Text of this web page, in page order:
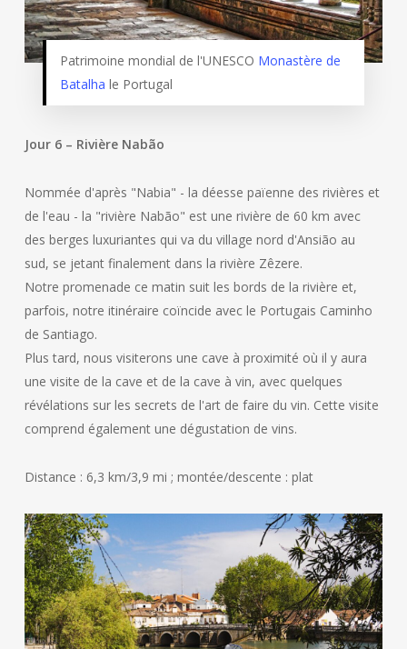
Patrimoine mondial de l'UNESCO Monastère de
Batalha le Portugal
Jour 6 – Rivière Nabão
Nommée d'après "Nabia" - la déesse païenne des rivières et
de l'eau - la "rivière Nabão" est une rivière de 60 km avec
des berges luxuriantes qui va du village nord d'Ansião au
sud, se jetant finalement dans la rivière Zêzere.
Notre promenade ce matin suit les bords de la rivière et,
parfois, notre itinéraire coïncide avec le Portugais Caminho
de Santiago.
Plus tard, nous visiterons une cave à proximité où il y aura
une visite de la cave et de la cave à vin, avec quelques
révélations sur les secrets de l'art de faire du vin. Cette visite
comprend également une dégustation de vins.
Distance : 6,3 km/3,9 mi ; montée/descente : plat